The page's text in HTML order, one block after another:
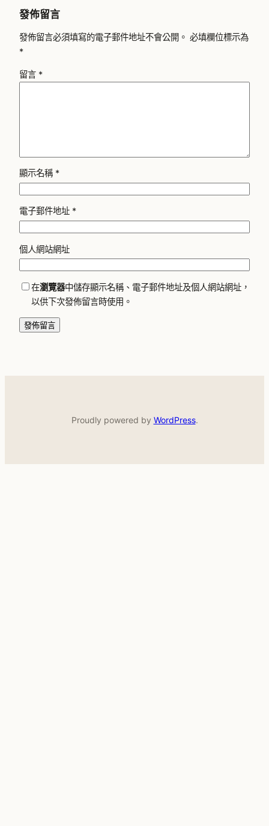
發佈留言
發佈留言必須填寫的電子郵件地址不會公開。 必填欄位標示為
*
留言 *
顯示名稱 *
電子郵件地址 *
個人網站網址
在瀏覽器中儲存顯示名稱、電子郵件地址及個人網站網址，
以供下次發佈留言時使用。
Proudly powered by WordPress.